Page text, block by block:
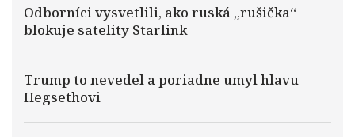
Odborníci vysvetlili, ako ruská „rušička“
blokuje satelity Starlink
Trump to nevedel a poriadne umyl hlavu
Hegsethovi